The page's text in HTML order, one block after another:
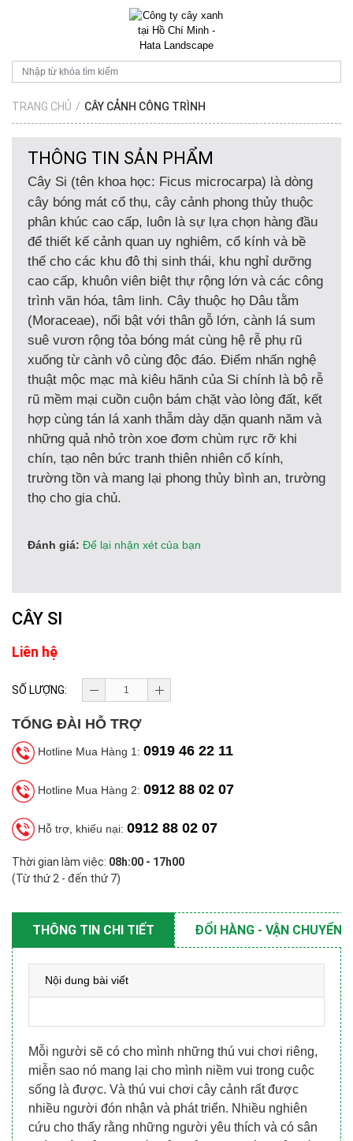
TRANG CHỦ / CÂY CẢNH CÔNG TRÌNH
THÔNG TIN SẢN PHẨM
Cây Si (tên khoa học: Ficus microcarpa) là dòng
cây bóng mát cổ thụ, cây cảnh phong thủy thuộc
phân khúc cao cấp, luôn là sự lựa chọn hàng đầu
để thiết kế cảnh quan uy nghiêm, cổ kính và bề
thế cho các khu đô thị sinh thái, khu nghỉ dưỡng
cao cấp, khuôn viên biệt thự rộng lớn và các công
trình văn hóa, tâm linh. Cây thuộc họ Dâu tằm
(Moraceae), nổi bật với thân gỗ lớn, cành lá sum
suê vươn rộng tỏa bóng mát cùng hệ rễ phụ rũ
xuống từ cành vô cùng độc đáo. Điểm nhấn nghệ
thuật mộc mạc mà kiêu hãnh của Si chính là bộ rễ
rũ mềm mại cuồn cuộn bám chặt vào lòng đất, kết
hợp cùng tán lá xanh thẫm dày dặn quanh năm và
những quả nhỏ tròn xoe đơm chùm rực rỡ khi
chín, tạo nên bức tranh thiên nhiên cổ kính,
trường tồn và mang lại phong thủy bình an, trường
thọ cho gia chủ.
Đánh giá: Để lại nhận xét của bạn
CÂY SI
Liên hệ
SỐ LƯỢNG:
TỔNG ĐÀI HỖ TRỢ
Hotline Mua Hàng 1: 0919 46 22 11
Hotline Mua Hàng 2: 0912 88 02 07
Hỗ trợ, khiếu nại: 0912 88 02 07
Thời gian làm việc: 08h:00 - 17h00
(Từ thứ 2 - đến thứ 7)
THÔNG TIN CHI TIẾT ĐỔI HÀNG - VẬN CHUYỂN
Nội dung bài viết
Mỗi người sẽ có cho mình những thú vui chơi riêng,
miễn sao nó mang lại cho mình niềm vui trong cuộc
sống là được. Và thú vui chơi cây cảnh rất được
nhiều người đón nhận và phát triển. Nhiều nghiên
cứu cho thấy rằng những người yêu thích và có sân